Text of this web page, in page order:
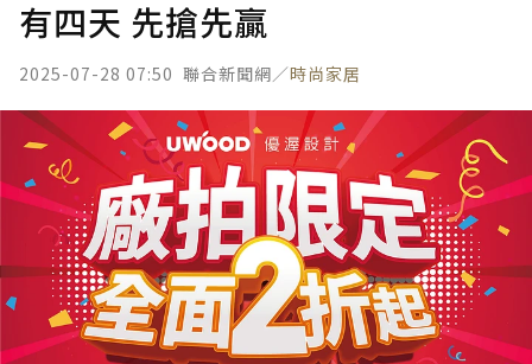
有四天 先搶先贏
2025-07-28 07:50 聯合新聞網／時尚家居